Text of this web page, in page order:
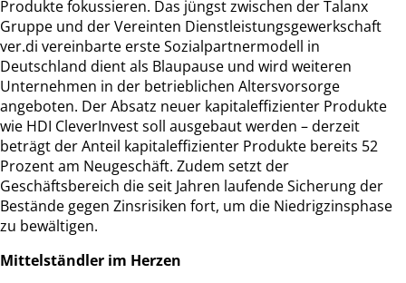
Produkte fokussieren. Das jüngst zwischen der Talanx
Gruppe und der Vereinten Dienstleistungsgewerkschaft
ver.di vereinbarte erste Sozialpartnermodell in
Deutschland dient als Blaupause und wird weiteren
Unternehmen in der betrieblichen Altersvorsorge
angeboten. Der Absatz neuer kapitaleffizienter Produkte
wie HDI CleverInvest soll ausgebaut werden – derzeit
beträgt der Anteil kapitaleffizienter Produkte bereits 52
Prozent am Neugeschäft. Zudem setzt der
Geschäftsbereich die seit Jahren laufende Sicherung der
Bestände gegen Zinsrisiken fort, um die Niedrigzinsphase
zu bewältigen.
Mittelständler im Herzen